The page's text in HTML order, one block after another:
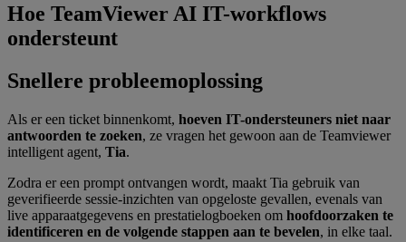
Hoe TeamViewer AI IT-workflows
ondersteunt
Snellere probleemoplossing
Als er een ticket binnenkomt, hoeven IT-ondersteuners niet naar
antwoorden te zoeken, ze vragen het gewoon aan de Teamviewer
intelligent agent, Tia.
Zodra er een prompt ontvangen wordt, maakt Tia gebruik van
geverifieerde sessie-inzichten van opgeloste gevallen, evenals van
live apparaatgegevens en prestatielogboeken om hoofdoorzaken te
identificeren en de volgende stappen aan te bevelen, in elke taal.